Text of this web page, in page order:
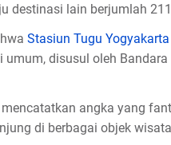
destinasi lain berjumlah
Stasiun Tugu Yogyakarta
umum, disusul oleh
angka yang
di berbagai objek